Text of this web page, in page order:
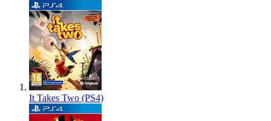
It Takes Two (PS4)